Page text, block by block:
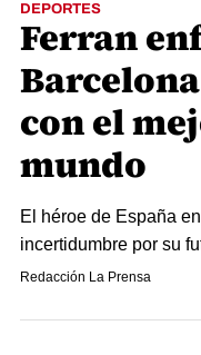
DEPORTES
Ferran
con el
mundo
El héroe de España
incertidumbre por su
Redacción La Prensa